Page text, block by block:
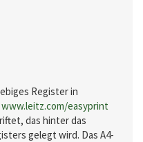
Register in
www.leitz.com/easyprint
das hinter das
gelegt wird. Das A4-